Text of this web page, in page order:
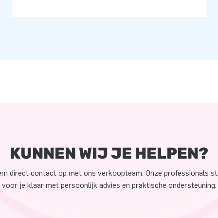
KUNNEN WIJ JE HELPEN?
direct contact op met ons verkoopteam. Onze professionals
voor je klaar met persoonlijk advies en praktische ondersteuning.